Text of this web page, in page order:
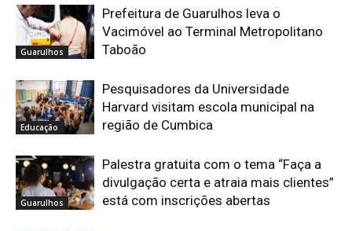
Guarulhos
Prefeitura de Guarulhos leva o
Vacimóvel ao Terminal Metropolitano
Taboão
Educação
Pesquisadores da Universidade
Harvard visitam escola municipal na
região de Cumbica
Guarulhos
Palestra gratuita com o tema “Faça a
divulgação certa e atraia mais clientes”
está com inscrições abertas